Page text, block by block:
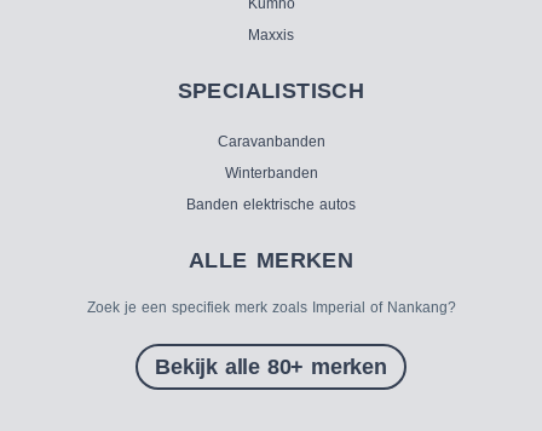
Kumho
Maxxis
SPECIALISTISCH
Caravanbanden
Winterbanden
Banden elektrische autos
ALLE MERKEN
Zoek je een specifiek merk zoals Imperial of Nankang?
Bekijk alle 80+ merken